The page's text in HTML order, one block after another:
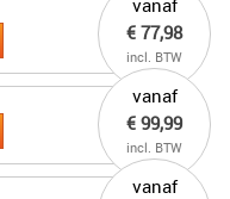
€ 77,98
incl. BTW
vanaf
€ 99,99
incl. BTW
vanaf